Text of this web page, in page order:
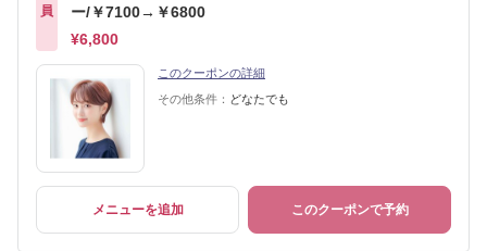
員
ー/￥7100→￥6800
¥6,800
このクーポンの詳細
その他条件： どなたでも
メニューを追加 このクーポンで予約